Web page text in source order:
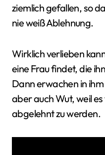
ziemlich gefallen, so
nie weiß Ablehnung.
Wirklich verlieben
eine Frau findet, die
Dann erwachen in
aber auch Wut, weil
abgelehnt zu werden.